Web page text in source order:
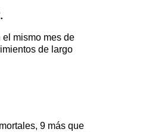
mismo mes de
de largo
9 más que